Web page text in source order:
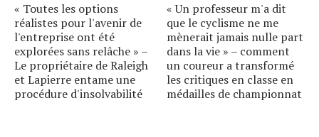
« Toutes les options
réalistes pour l'avenir de
l'entreprise ont été
explorées sans relâche » –
Le propriétaire de Raleigh
et Lapierre entame une
procédure d'insolvabilité
« Un professeur m'a dit
que le cyclisme ne me
mènerait jamais nulle part
dans la vie » – comment
un coureur a transformé
les critiques en classe en
médailles de championnat